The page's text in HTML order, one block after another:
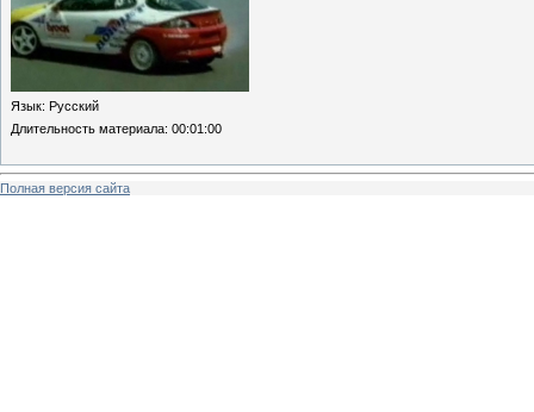
Язык: Русский
Длительность материала: 00:01:00
Полная версия сайта